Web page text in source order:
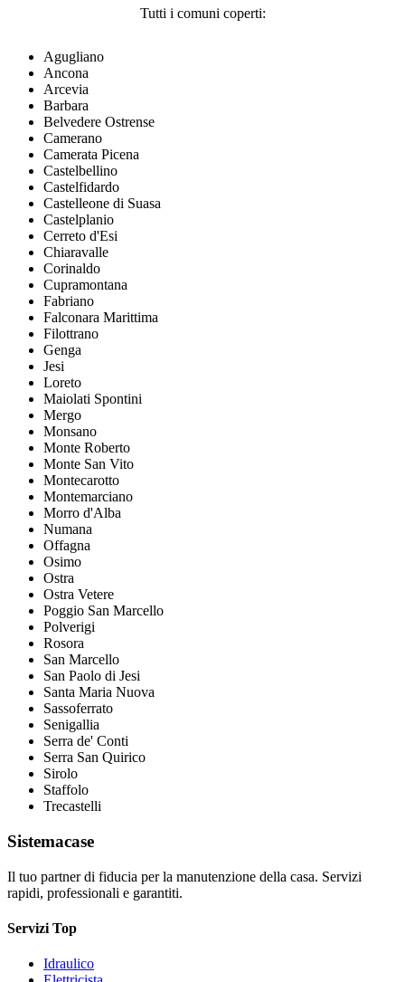
Tutti i comuni coperti:
Agugliano
Ancona
Arcevia
Barbara
Belvedere Ostrense
Camerano
Camerata Picena
Castelbellino
Castelfidardo
Castelleone di Suasa
Castelplanio
Cerreto d'Esi
Chiaravalle
Corinaldo
Cupramontana
Fabriano
Falconara Marittima
Filottrano
Genga
Jesi
Loreto
Maiolati Spontini
Mergo
Monsano
Monte Roberto
Monte San Vito
Montecarotto
Montemarciano
Morro d'Alba
Numana
Offagna
Osimo
Ostra
Ostra Vetere
Poggio San Marcello
Polverigi
Rosora
San Marcello
San Paolo di Jesi
Santa Maria Nuova
Sassoferrato
Senigallia
Serra de' Conti
Serra San Quirico
Sirolo
Staffolo
Trecastelli
Sistemacase
Il tuo partner di fiducia per la manutenzione della casa. Servizi
rapidi, professionali e garantiti.
Servizi Top
Idraulico